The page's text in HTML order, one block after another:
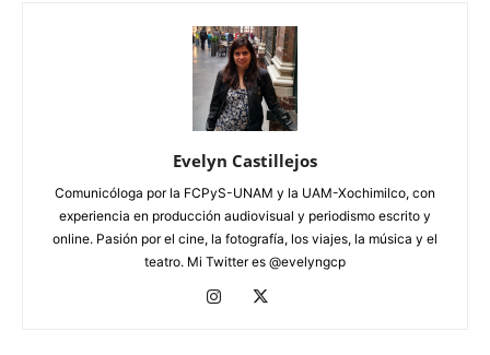
Evelyn Castillejos
Comunicóloga por la FCPyS-UNAM y la UAM-Xochimilco, con
experiencia en producción audiovisual y periodismo escrito y
online. Pasión por el cine, la fotografía, los viajes, la música y el
teatro. Mi Twitter es @evelyngcp